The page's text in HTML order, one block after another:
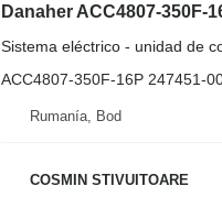
Danaher ACC4807-350F-
Sistema eléctrico - unidad de
ACC4807-350F-16P 247451-
Rumanía, Bod
COSMIN STIVUITOARE